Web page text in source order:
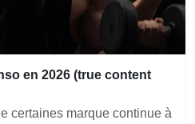
en 2026 (true content
certaines marque continue à